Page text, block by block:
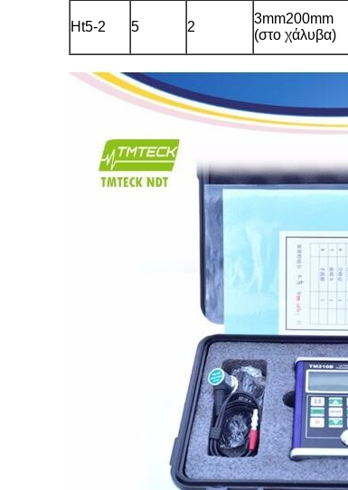
Ht5-2 5 2
3mm200mm
(στο χάλυβα)